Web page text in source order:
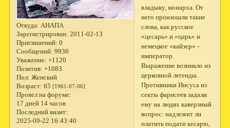
Откуда: АНАПА
Зарегистрирован: 2011-02-13
Приглашений: 0
Сообщений: 9936
Уважение: +1120
Позитив: +1083
Пол: Женский
Возраст: 65 [1961-07-06]
Провел на форуме:
17 дней 14 часов
Последний визит:
2025-09-22 16:43:40
владыку, монарха. От
него произошли такие
слова, как русское
«цесарь» и «царь» и
немецкое «кайзер» -
император.
Выражение возникло из
церковной легенды.
Противники Иисуса из
секты фарисеев задали
ему на людях каверзный
вопрос: надлежит ли
платить подати кесарю,